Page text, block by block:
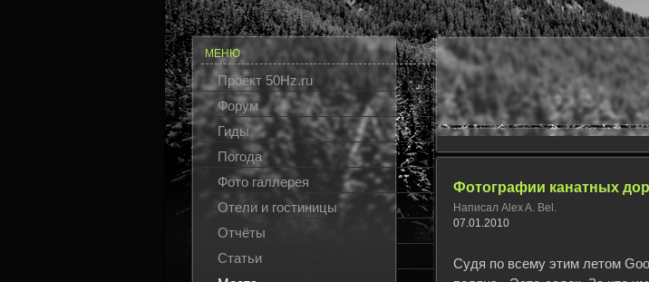
МЕНЮ
Проект 50Hz.ru
Форум
Гиды
Погода
Фото галлерея
Отели и гостиницы
Отчёты
Статьи
Фотографии канатных
Написал Alex A. Bel.
07.01.2010
Судя по всему этим летом